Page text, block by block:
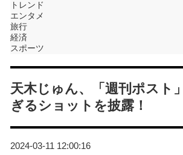
トレンド
エンタメ
旅行
経済
スポーツ
天木じゅん、「週刊ポスト
ぎるショットを披露！
2024-03-11 12:00:16